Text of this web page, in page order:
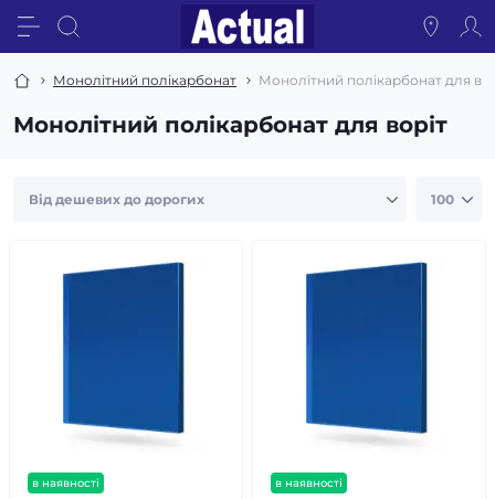
Монолітний полікарбонат Монолітний полікарбонат для
Монолітний полікарбонат для воріт
в наявності в наявності